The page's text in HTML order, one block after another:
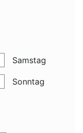
Samstag
Sonntag